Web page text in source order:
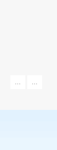
... ...